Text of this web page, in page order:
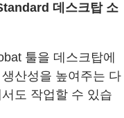
데스크탑 소
툴을 데스크탑에
산성을 높여주는 다
도 작업할 수 있습